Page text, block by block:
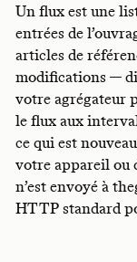
Un flux est une
entrées de
articles de
modifications —
votre agrégateur
le flux aux
ce qui est
votre appareil ou
n’est envoyé à
HTTP standard